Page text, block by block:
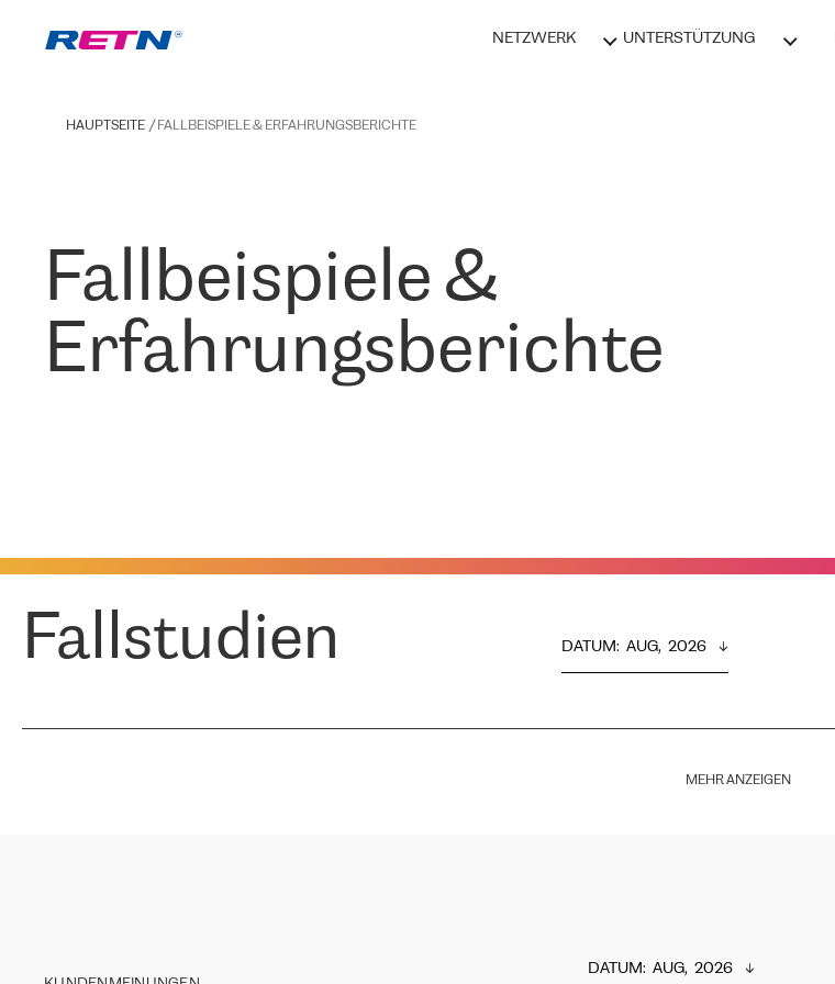
NETZWERK UNTERSTÜTZUNG
HAUPTSEITE FALLBEISPIELE & ERFAHRUNGSBERICHTE
Fallbeispiele &
Erfahrungsberichte
Fallstudien DATUM: AUG,  2026
MEHR ANZEIGEN
DATUM: AUG,  2026